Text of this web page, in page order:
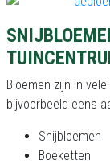
Bloemen zijn in
bijvoorbeeld eens
Snijbloemen
Boeketten